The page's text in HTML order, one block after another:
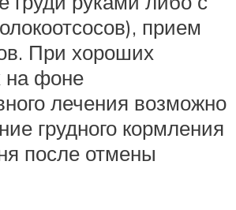
прием
При хороших
на фоне
лечения возможно
грудного кормления
после отмены